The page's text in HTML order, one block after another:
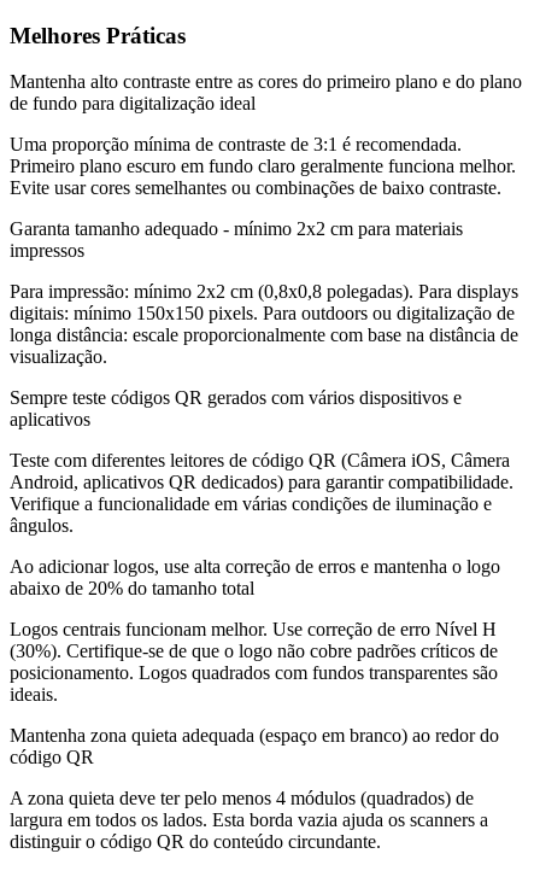
Melhores Práticas
Mantenha alto contraste entre as cores do primeiro plano e do plano
de fundo para digitalização ideal
Uma proporção mínima de contraste de 3:1 é recomendada.
Primeiro plano escuro em fundo claro geralmente funciona melhor.
Evite usar cores semelhantes ou combinações de baixo contraste.
Garanta tamanho adequado - mínimo 2x2 cm para materiais
impressos
Para impressão: mínimo 2x2 cm (0,8x0,8 polegadas). Para displays
digitais: mínimo 150x150 pixels. Para outdoors ou digitalização de
longa distância: escale proporcionalmente com base na distância de
visualização.
Sempre teste códigos QR gerados com vários dispositivos e
aplicativos
Teste com diferentes leitores de código QR (Câmera iOS, Câmera
Android, aplicativos QR dedicados) para garantir compatibilidade.
Verifique a funcionalidade em várias condições de iluminação e
ângulos.
Ao adicionar logos, use alta correção de erros e mantenha o logo
abaixo de 20% do tamanho total
Logos centrais funcionam melhor. Use correção de erro Nível H
(30%). Certifique-se de que o logo não cobre padrões críticos de
posicionamento. Logos quadrados com fundos transparentes são
ideais.
Mantenha zona quieta adequada (espaço em branco) ao redor do
código QR
A zona quieta deve ter pelo menos 4 módulos (quadrados) de
largura em todos os lados. Esta borda vazia ajuda os scanners a
distinguir o código QR do conteúdo circundante.